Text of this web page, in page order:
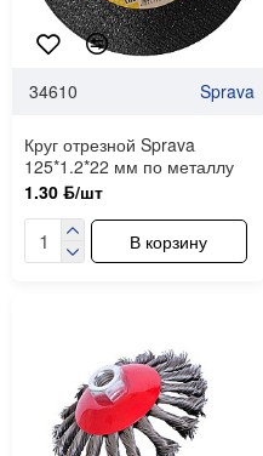
34610 Sprava
Круг отрезной Sprava
125*1.2*22 мм по металлу
1.30 ƃ/шт
В корзину